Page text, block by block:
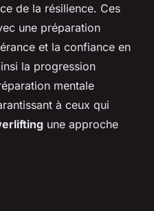
de la résilience. Ces
une préparation
et la confiance en
la progression
mentale
à ceux qui
une approche